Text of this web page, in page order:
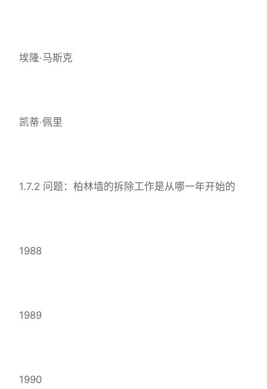
埃隆·马斯克
凯蒂·佩里
1.7.2 问题：柏林墙的拆除工作是从哪一年开始的
1988
1989
1990